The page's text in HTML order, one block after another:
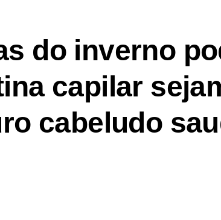
do inverno
capilar
cabeludo